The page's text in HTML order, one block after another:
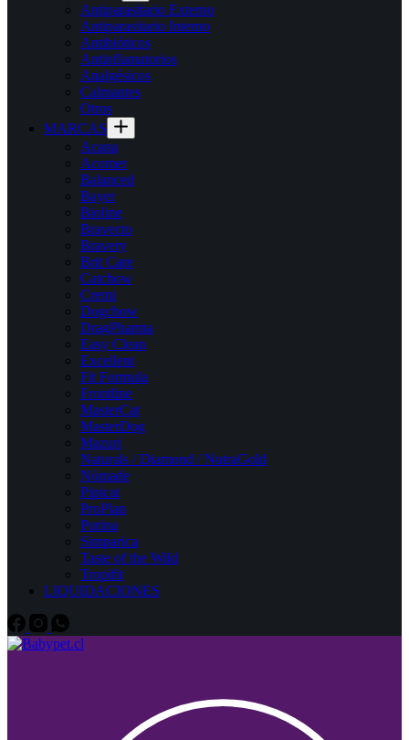
Antiparasitario Externo
Antiparasitario Interno
Antibióticos
Antinflamatorios
Analgésicos
Calmantes
Otros
MARCAS
Acana
Acomer
Balanced
Bayer
Bioline
Bravecto
Bravery
Brit Care
Catchow
Cremi
Dogchow
DragPharma
Easy Clean
Excellent
Fit Formula
Frontline
MasterCat
MasterDog
Mazuri
Naturals / Diamond / NutraGold
Nómade
Pipicat
ProPlan
Purina
Simparica
Taste of the Wild
Tropifit
LIQUIDACIONES